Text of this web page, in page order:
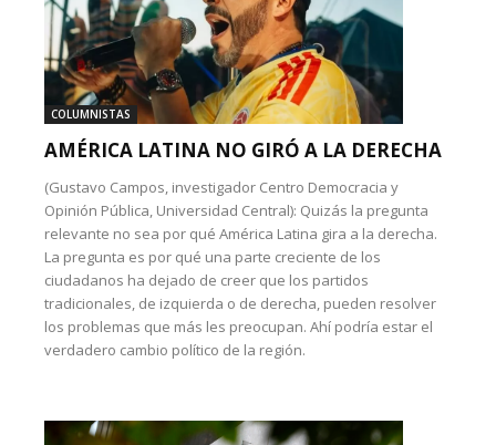
COLUMNISTAS
AMÉRICA LATINA NO GIRÓ A LA DERECHA
(Gustavo Campos, investigador Centro Democracia y
Opinión Pública, Universidad Central): Quizás la pregunta
relevante no sea por qué América Latina gira a la derecha.
La pregunta es por qué una parte creciente de los
ciudadanos ha dejado de creer que los partidos
tradicionales, de izquierda o de derecha, pueden resolver
los problemas que más les preocupan. Ahí podría estar el
verdadero cambio político de la región.